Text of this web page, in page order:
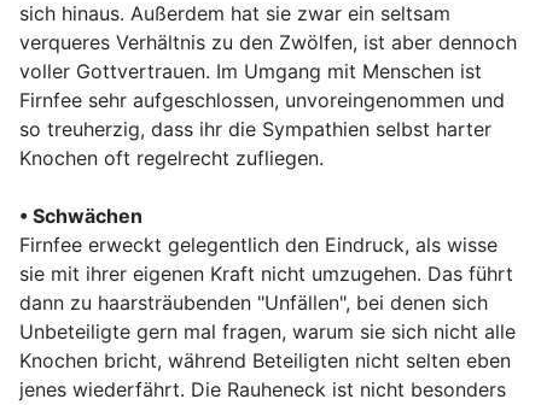
sich hinaus. Außerdem hat sie zwar ein seltsam
verqueres Verhältnis zu den Zwölfen, ist aber dennoch
voller Gottvertrauen. Im Umgang mit Menschen ist
Firnfee sehr aufgeschlossen, unvoreingenommen und
so treuherzig, dass ihr die Sympathien selbst harter
Knochen oft regelrecht zufliegen.
• Schwächen
Firnfee erweckt gelegentlich den Eindruck, als wisse
sie mit ihrer eigenen Kraft nicht umzugehen. Das führt
dann zu haarsträubenden "Unfällen", bei denen sich
Unbeteiligte gern mal fragen, warum sie sich nicht alle
Knochen bricht, während Beteiligten nicht selten eben
jenes wiederfährt. Die Rauheneck ist nicht besonders